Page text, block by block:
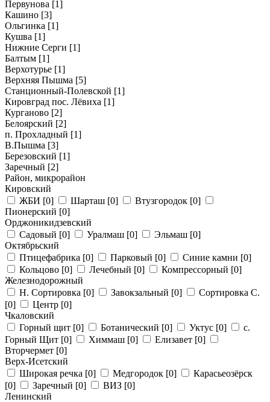
Первунова [1]
Кашино [3]
Ольгинка [1]
Кушва [1]
Нижние Серги [1]
Балтым [1]
Верхотурье [1]
Верхняя Пышма [5]
Станционный-Полевской [1]
Кировград пос. Лёвиха [1]
Курганово [2]
Белоярский [2]
п. Прохладный [1]
В.Пышма [3]
Березовский [1]
Заречный [2]
Район, микрорайон
Кировский
ЖБИ [0] Шарташ [0] Втузгородок [0]
Пионерский [0]
Орджоникидзевский
Садовый [0] Уралмаш [0] Эльмаш [0]
Октябрьский
Птицефабрика [0] Парковый [0] Синие камни [0]
Кольцово [0] Лечебный [0] Компрессорный [0]
Железнодорожный
Н. Сортировка [0] Завокзальный [0]
Сортировка С.
[0]
Центр [0]
Чкаловский
Горный щит [0] Ботанический [0] Уктус [0]
с.
Горный Щит [0] Химмаш [0] Елизавет [0]
Вторчермет [0]
Верх-Исетский
Широкая речка [0] Медгородок [0]
Карасьеозёрск
[0]
Заречный [0] ВИЗ [0]
Ленинский